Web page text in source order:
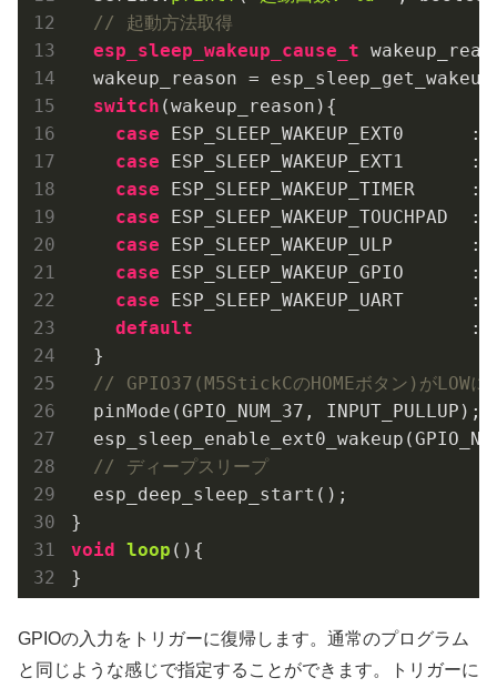
// 起動方法取得
esp_sleep_wakeup_cause_t
wakeup_reason =
switch (wakeup_reason){
case ESP_SLEEP_WAKEUP_EXT0
case ESP_SLEEP_WAKEUP_EXT1
case ESP_SLEEP_WAKEUP_TIMER
case
case ESP_SLEEP_WAKEUP_ULP
case ESP_SLEEP_WAKEUP_GPIO
case ESP_SLEEP_WAKEUP_UART
default
:
  }
// GPIO37(M5StickCのHOMEボタン)がLOWに
  pinMode(GPIO_NUM_37, INPUT_PULLUP);
// ディープスリープ
  esp_deep_sleep_start();
void loop () {
}
GPIOの入力をトリガーに復帰します。通常のプログラム
と同じような感じで指定することができます。トリガーに